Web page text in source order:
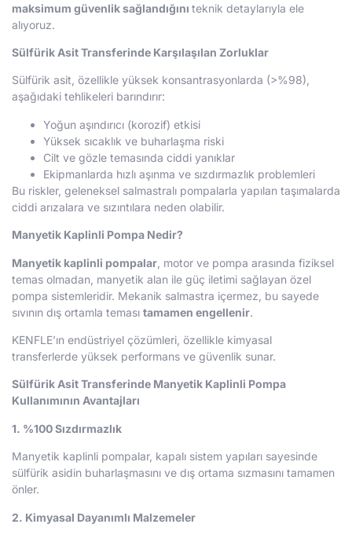
maksimum güvenlik sağlandığını teknik detaylarıyla ele
alıyoruz.
Sülfürik Asit Transferinde Karşılaşılan Zorluklar
Sülfürik asit, özellikle yüksek konsantrasyonlarda (>%98),
aşağıdaki tehlikeleri barındırır:
Yoğun aşındırıcı (korozif) etkisi
Yüksek sıcaklık ve buharlaşma riski
Cilt ve gözle temasında ciddi yanıklar
Ekipmanlarda hızlı aşınma ve sızdırmazlık problemleri
Bu riskler, geleneksel salmastralı pompalarla yapılan taşımalarda
ciddi arızalara ve sızıntılara neden olabilir.
Manyetik Kaplinli Pompa Nedir?
Manyetik kaplinli pompalar , motor ve pompa arasında fiziksel
temas olmadan, manyetik alan ile güç iletimi sağlayan özel
pompa sistemleridir. Mekanik salmastra içermez, bu sayede
sıvının dış ortamla teması tamamen engellenir.
KENFLE’ın endüstriyel çözümleri, özellikle kimyasal
transferlerde yüksek performans ve güvenlik sunar.
Sülfürik Asit Transferinde Manyetik Kaplinli Pompa
Kullanımının Avantajları
1. %100 Sızdırmazlık
Manyetik kaplinli pompalar, kapalı sistem yapıları sayesinde
sülfürik asidin buharlaşmasını ve dış ortama sızmasını tamamen
önler.
2. Kimyasal Dayanımlı Malzemeler